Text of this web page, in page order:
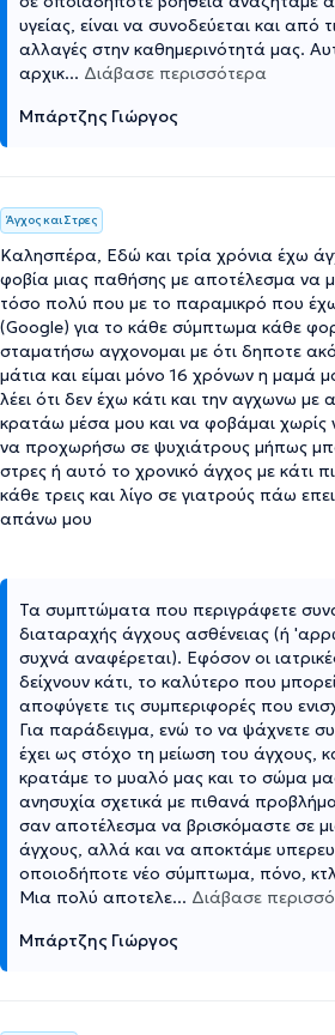
υγείας, είναι να συνοδεύεται και από
αλλαγές στην καθημερινότητά μας.
αρχικ... Διάβασε περισσότερα
Μπάρτζης Γιώργος
Άγχος και Στρες
Καλησπέρα, Εδώ και τρία χρόνια έχω
φοβία μιας παθήσης με αποτέλεσμα να
τόσο πολύ που με το παραμικρό που
(Google) για το κάθε σύμπτωμα κάθε
σταματήσω αγχονομαι με ότι δηποτε
μάτια και είμαι μόνο 16 χρόνων η μαμά
λέει ότι δεν έχω κάτι και την αγχωνω
κρατάω μέσα μου και να φοβάμαι χωρίς
να προχωρήσω σε ψυχιάτρους μήπως
στρες ή αυτό το χρονικό άγχος με κάτι
κάθε τρεις και λίγο σε γιατρούς πάω
απάνω μου
Τα συμπτώματα που περιγράφετε
διαταραχής άγχους ασθένειας (ή
συχνά αναφέρεται). Εφόσον οι
δείχνουν κάτι, το καλύτερο που
αποφύγετε τις συμπεριφορές που
Για παράδειγμα, ενώ το να ψάχνετε
έχει ως στόχο τη μείωση του άγχους,
κρατάμε το μυαλό μας και το σώμα
ανησυχία σχετικά με πιθανά
σαν αποτέλεσμα να βρισκόμαστε σε
άγχους, αλλά και να αποκτάμε
οποιοδήποτε νέο σύμπτωμα, πόνο,
Μια πολύ αποτελε... Διάβασε
Μπάρτζης Γιώργος